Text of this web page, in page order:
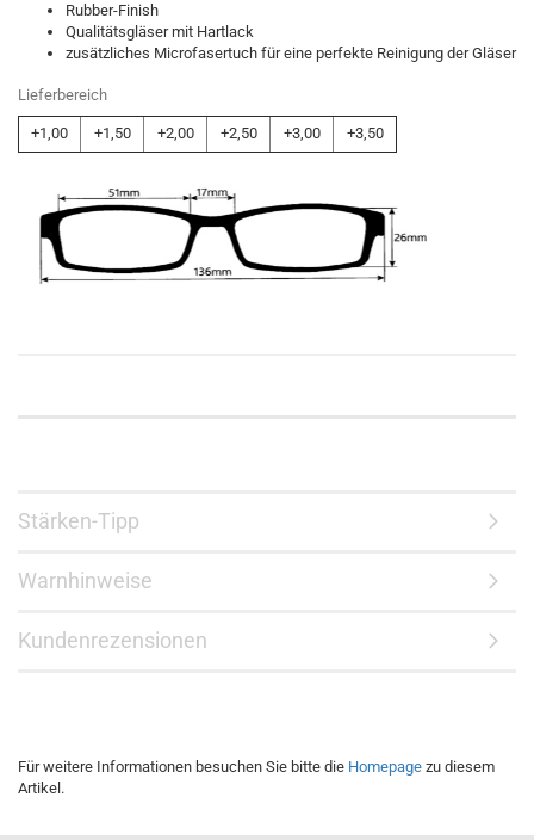
Rubber-Finish
Qualitätsgläser mit Hartlack
zusätzliches Microfasertuch für eine perfekte Reinigung der Gläser
Lieferbereich
+1,00 +1,50 +2,00 +2,50 +3,00 +3,50
Stärken-Tipp
Warnhinweise
Kundenrezensionen
Für weitere Informationen besuchen Sie bitte die Homepage zu diesem
Artikel.